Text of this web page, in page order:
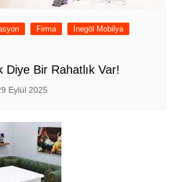
Firma
İnegöl Mobilya
Diye Bir Rahatlık Var!
Eylül 2025